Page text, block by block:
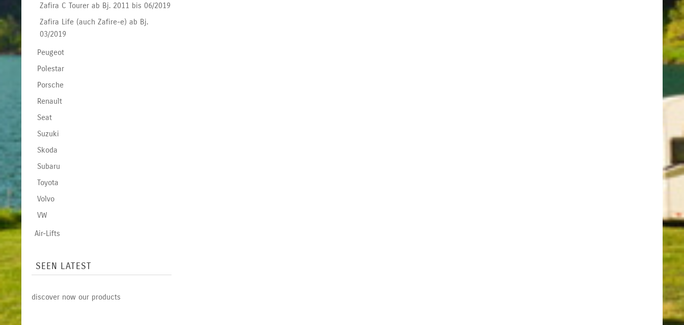
Zafira C Tourer ab Bj. 2011 bis 06/2019
Zafira Life (auch Zafire-e) ab Bj.
03/2019
Peugeot
Polestar
Porsche
Renault
Seat
Suzuki
Skoda
Subaru
Toyota
Volvo
VW
Air-Lifts
SEEN LATEST
discover now our products